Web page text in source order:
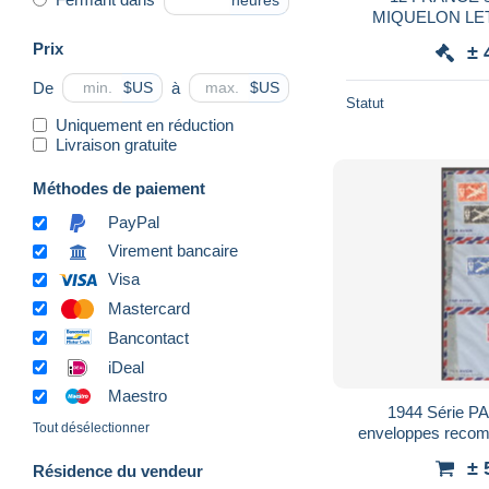
Prix
De $US à $US
Uniquement en réduction
Livraison gratuite
Méthodes de paiement
PayPal
Virement bancaire
Visa
Mastercard
Bancontact
iDeal
Maestro
Tout désélectionner
Résidence du vendeur
MIQUELON
±
Statut
1944 Série PA France Libre sur 3
enveloppes
±